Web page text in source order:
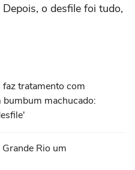
o desfile foi tudo,
tratamento com
machucado:
Rio um